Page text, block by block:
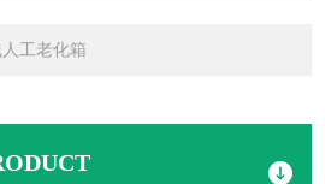
工老化箱